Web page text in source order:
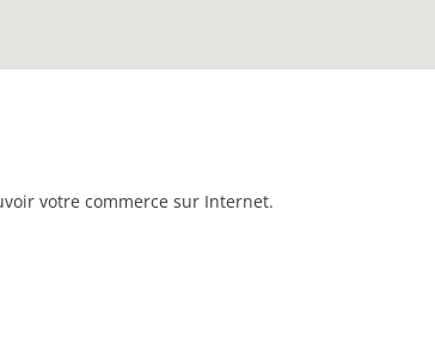
votre commerce sur Internet.